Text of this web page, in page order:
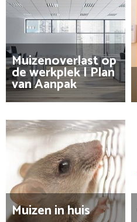
Muizenoverlast op
de werkplek | Plan
van Aanpak
Muizen in huis